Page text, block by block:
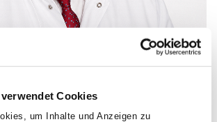
Cookies
um Inhalte und Anzeigen zu
Experte kommt als Chefarzt
Krankenhaus St. Hildegardis